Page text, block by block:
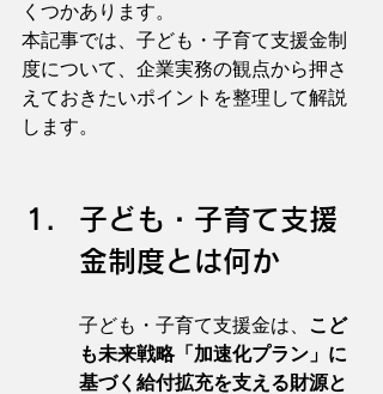
くつかあります。
本記事では、子ども・子育て支援金制
度について、企業実務の観点から押さ
えておきたいポイントを整理して解説
します。
子ども・子育て支援
金制度とは何か
子ども・子育て支援金は、
こど
も未来戦略「加速化プラン」に
基づく給付拡充を支える財源と